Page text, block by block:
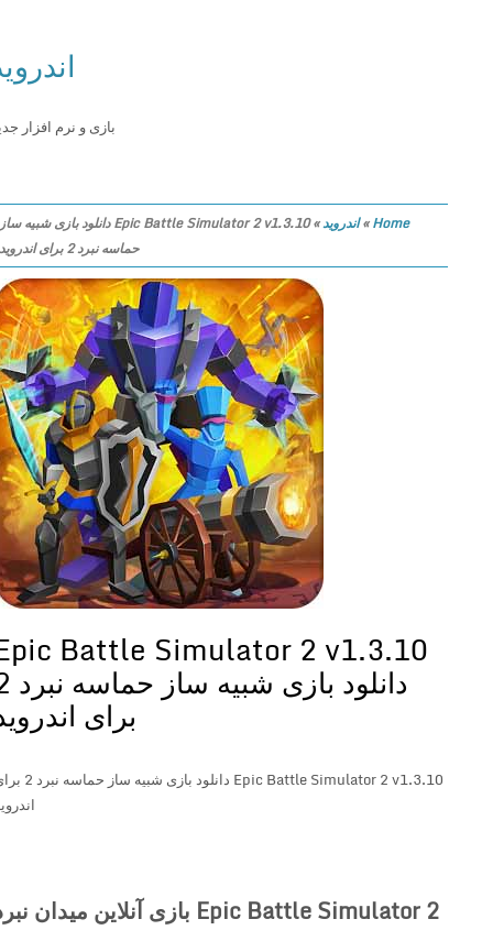
اندروید
بازی و نرم افزار جدید
Home
»اندروید»
Epic Battle Simulator 2 v1.3.10 دانلود بازی شبیه ساز
حماسه نبرد 2 برای اندروید
Epic Battle Simulator 2 v1.3.10
دانلود بازی شبیه ساز حماسه نبرد 2
برای اندروید
Epic Battle Simulator 2 v1.3.10 دانلود بازی شبیه ساز حماسه نبرد 2 برای
اندروید
Epic Battle Simulator 2 بازی آنلاین میدان نبرد